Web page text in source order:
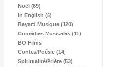
Noël (69)
In English (5)
Bayard Musique (120)
Comédies Musicales (11)
BO Films
Contes/Poésie (14)
Spiritualité/Prière (53)